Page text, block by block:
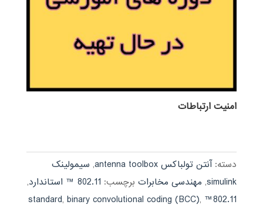
امنيت ارتباطات
دسته:آنتن تولباکس antenna toolbox , سیمولینک
simulink
, مهندسی مخابرات برچسب: 802.11 ™ استاندارد
,
802.11™ standard
,binary convolutional coding (BCC),